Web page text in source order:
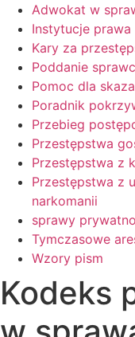
Adwokat w
Instytucje prawa
Kary za
Poddanie
Pomoc dla
Poradnik
Przebieg
Przestępstwa
Przestępstwa z
Przestępstwa z
narkomanii
sprawy
Tymczasowe
Wzory pism
Kodeks